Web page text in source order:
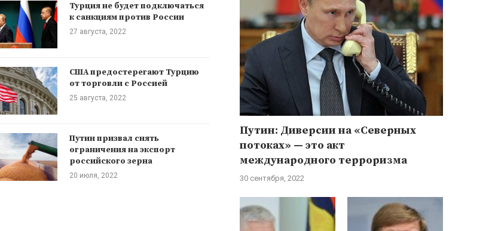
Турция не будет подключаться
к санкциям против России
27 августа, 2022
США предостерегают Турцию
от торговли с Россией
25 августа, 2022
Путин призвал снять
ограничения на экспорт
российского зерна
20 июля, 2022
Путин: Диверсии на «Северных
потоках» — это акт
международного терроризма
30 сентября, 2022